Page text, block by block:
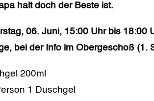
halt doch der Beste ist.
06. Juni, 15:00 Uhr bis 18:00
bei der Info im Obergeschoß (1.
200ml
1 Duschgel